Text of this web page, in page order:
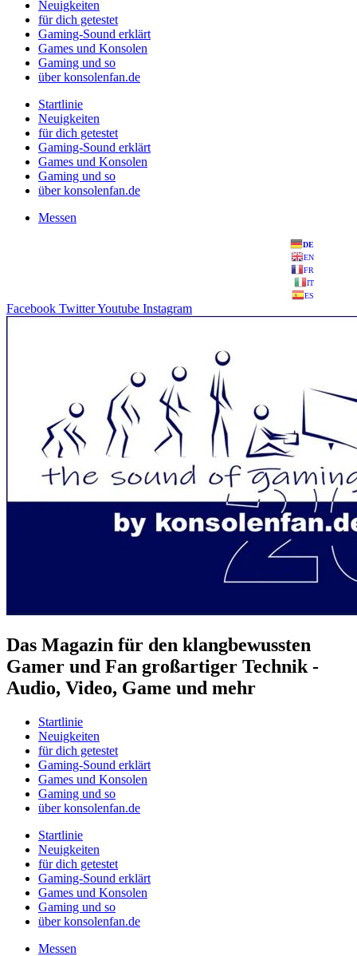
Neuigkeiten
für dich getestet
Gaming-Sound erklärt
Games und Konsolen
Gaming und so
über konsolenfan.de
Startlinie
Neuigkeiten
für dich getestet
Gaming-Sound erklärt
Games und Konsolen
Gaming und so
über konsolenfan.de
Messen
DE
EN
FR
IT
ES
Facebook TwitterYoutube Instagram
Das Magazin für den klangbewussten
Gamer und Fan großartiger Technik -
Audio, Video, Game und mehr
Startlinie
Neuigkeiten
für dich getestet
Gaming-Sound erklärt
Games und Konsolen
Gaming und so
über konsolenfan.de
Startlinie
Neuigkeiten
für dich getestet
Gaming-Sound erklärt
Games und Konsolen
Gaming und so
über konsolenfan.de
Messen